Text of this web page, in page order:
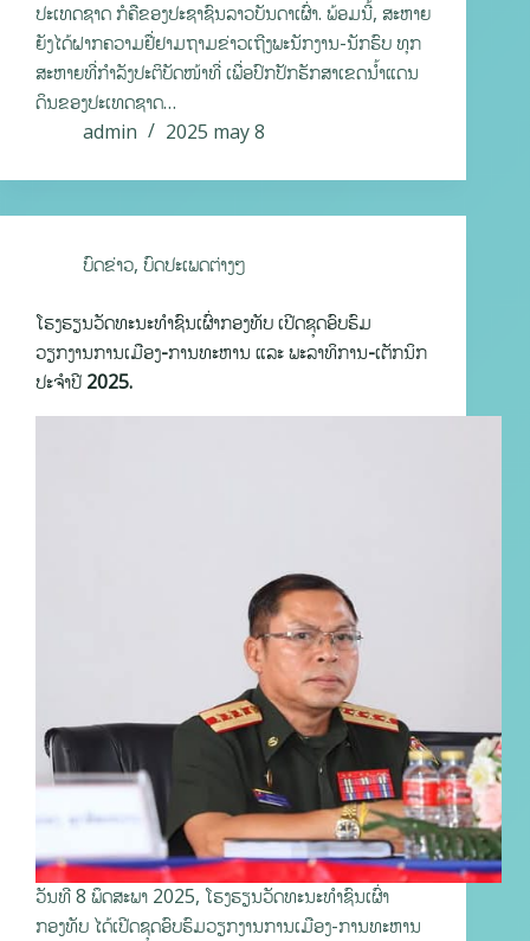
ປະເທດຊາດ ກໍຄືຂອງປະຊາຊົນລາວບັນດາເຜົ່າ. ພ້ອມນີ້, ສະຫາຍ
ຍັງໄດ້ຝາກຄວາມຢື່ຢາມຖາມຂ່າວເຖີງພະນັກງານ-ນັກຮົບ ທຸກ
ສະຫາຍທີ່ກຳລັງປະຕິບັດໜ້າທີ່ ເພື່ອປົກປັກຮັກສາເຂດນໍ້າແດນ
ດິນຂອງປະເທດຊາດ…
admin
2025 may 8
ບົດຂ່າວ, ບົດປະເພດຕ່າງໆ
ໂຮງຮຽນວັດທະນະທຳຊົນເຜົ່າກອງທັບ ເປີດຊຸດອົບຮົມ
ວຽກງານການເມືອງ-ການທະຫານ ແລະ ພະລາທິການ-ເຕັກນິກ
ປະຈຳປີ 2025.
ວັນທີ 8 ພຶດສະພາ 2025, ໂຮງຮຽນວັດທະນະທຳຊົນເຜົ່າ
ກອງທັບ ໄດ້ເປີດຊຸດອົບຮົມວຽກງານການເມືອງ-ການທະຫານ